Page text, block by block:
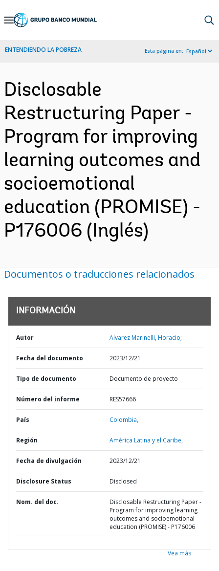
Skip
Navigation
ENTENDIENDO LA POBREZA Esta página en: Español
Disclosable
Restructuring Paper -
Program for improving
learning outcomes and
socioemotional
education (PROMISE) -
P176006 (Inglés)
Documentos o traducciones relacionados
INFORMACIÓN
Autor Alvarez Marinelli, Horacio;
Fecha del documento 2023/12/21
Tipo de documento Documento de proyecto
Número del informe RES57666
País Colombia,
Región América Latina y el Caribe,
Fecha de divulgación 2023/12/21
Disclosure Status Disclosed
Nom. del doc.
Disclosable Restructuring Paper -
Program for improving learning
outcomes and socioemotional
education (PROMISE) - P176006
Vea más